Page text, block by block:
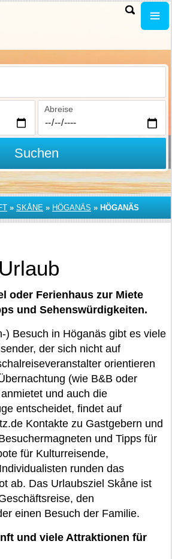
Abreise
Suchen
» SKÅNE » HÖGANÄS » HÖGANÄS
oder Ferienhaus zur Miete
und Sehenswürdigkeiten.
) Besuch in Höganäs gibt es viele
der sich nicht auf
orientieren
(wie B&B oder
und auch die
entscheidet, findet auf
Kontakte zu Gastgebern und
und Tipps für
für Kulturreisende,
runden das
ab. Das Urlaubsziel Skåne ist
den
einen Besuch der Familie.
und viele Attraktionen für